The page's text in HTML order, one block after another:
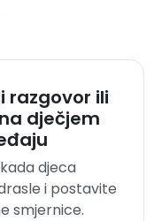
razgovor ili
dječjem
djeca
i postavite
smjernice.